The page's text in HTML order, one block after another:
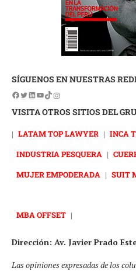
SÍGUENOS EN NUESTRAS
VISITA OTROS SITIOS DEL
| LATAM TOP LAWYER | INCA
INDUSTRIA PESQUERA |
MUJER EMPODERADA | SUIT
MBA OFFSET |
Dirección: Av. Javier Prado
Las opiniones expresadas de los